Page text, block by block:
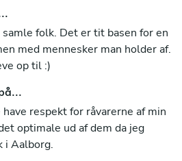
folk. Det er tit basen for en
med mennesker man holder af.
op til :)
respekt for råvarerne af min
optimale ud af dem da jeg
i Aalborg.